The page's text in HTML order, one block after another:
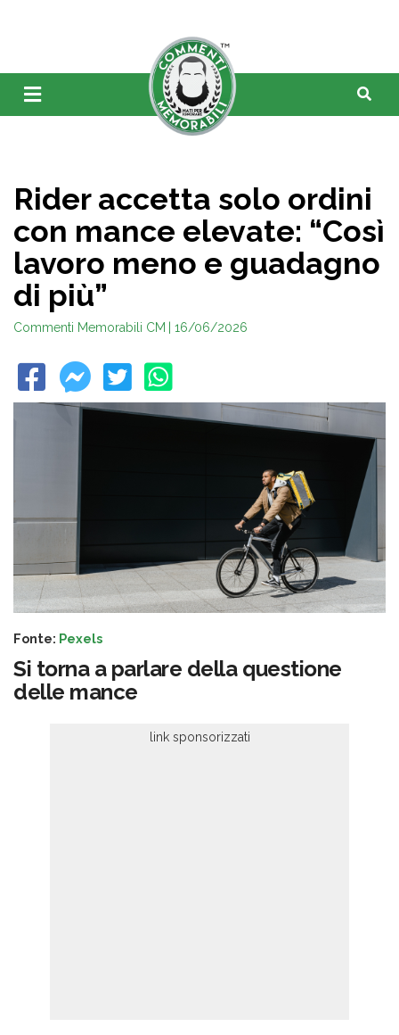
Rider accetta solo ordini
con mance elevate: “Così
lavoro meno e guadagno
di più”
Commenti Memorabili CM | 16/06/2026
Fonte: Pexels
Si torna a parlare della questione
delle mance